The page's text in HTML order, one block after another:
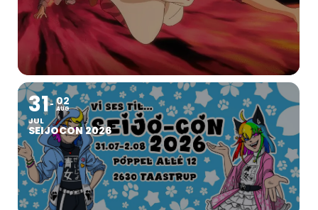
31
JUL
02
AUG
SEIJOCON 2026